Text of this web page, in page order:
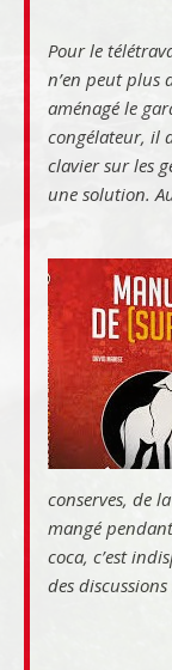
Pour le
n’en peut plus
aménagé le
congélateur, il
clavier sur les
une solution.
conserves, de
mangé
coca, c’est
des